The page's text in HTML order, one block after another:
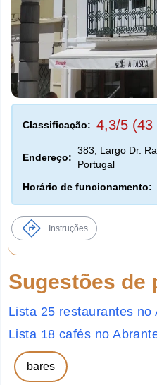
Classificação: 4,3/5 (43
Endereço:
383, Largo Dr.
Portugal
Horário de funcionamento:
Instruções
Sugestões de
Lista 25 restaurantes no
Lista 18 cafés no
bares